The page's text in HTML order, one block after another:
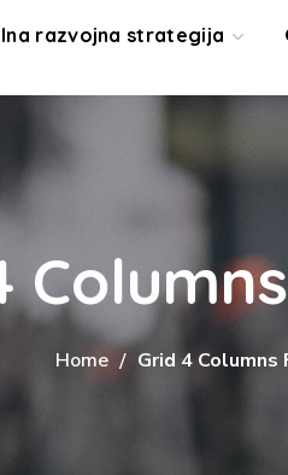
razvojna strategija
Home Grid 4